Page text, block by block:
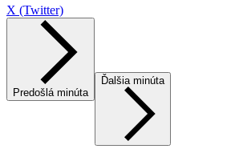
X (Twitter)
Predošlá minúta
Ďalšia minúta